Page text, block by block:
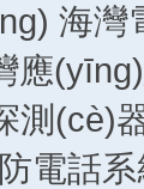
海灣
應
測(cè)
電話